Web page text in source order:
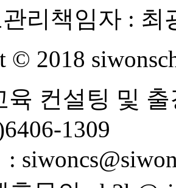
리책임자 : 최
© 2018
육 컨설팅 및 출
1309